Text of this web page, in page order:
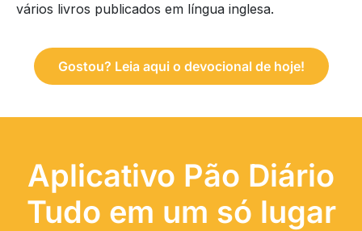
vários livros publicados em língua inglesa.
Gostou? Leia aqui o devocional de hoje!
Aplicativo Pão Diário
Tudo em um só lugar